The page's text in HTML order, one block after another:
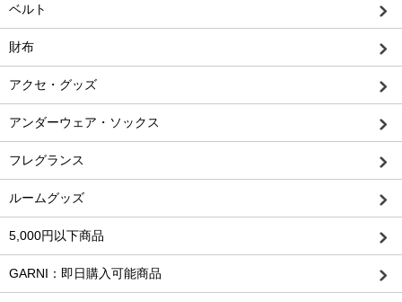
ベルト
財布
アクセ・グッズ
アンダーウェア・ソックス
フレグランス
ルームグッズ
5,000円以下商品
GARNI：即日購入可能商品